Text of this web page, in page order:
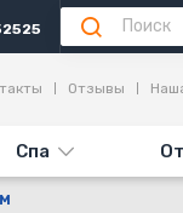
Спа
Отзывы